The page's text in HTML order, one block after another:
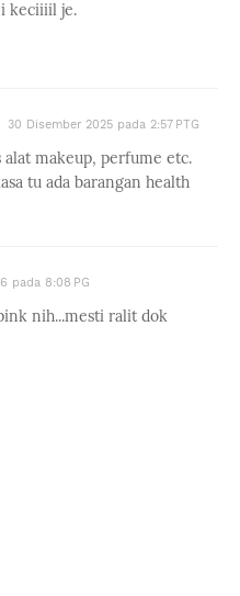
keciiiil je.
30 Disember 2025 pada 2:57 PTG
alat makeup, perfume etc.
tu ada barangan health
pada 8:08 PG
nih...mesti ralit dok